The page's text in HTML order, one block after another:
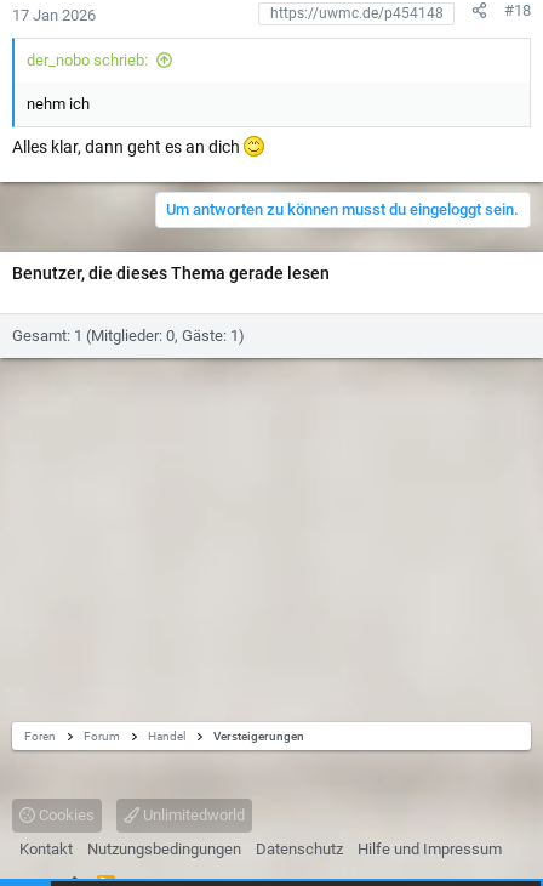
n
:
17 Jan 2026 #18
der_nobo schrieb:
nehm ich
Alles klar, dann geht es an dich
Um antworten zu können musst du eingeloggt sein.
Benutzer, die dieses Thema gerade lesen
Gesamt: 1 (Mitglieder: 0, Gäste: 1)
Foren Forum Handel Versteigerungen
Cookies
Unlimitedworld
Kontakt
Nutzungsbedingungen Datenschutz
Hilfe und Impressum
R